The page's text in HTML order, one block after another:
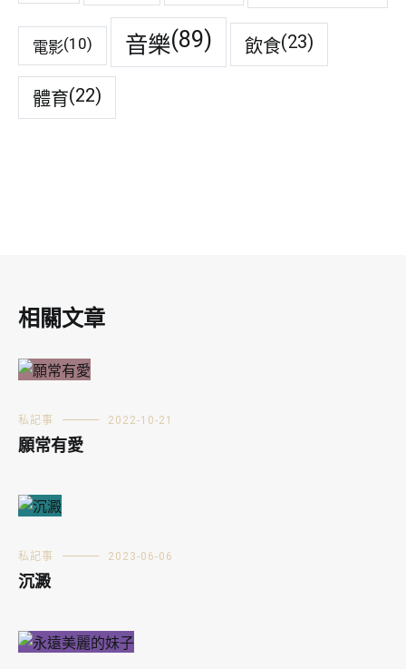
電影(10) 音樂(89) 飲食(23)
體育(22)
相關文章
私記事 2022-10-21
願常有愛
私記事 2023-06-06
沉澱